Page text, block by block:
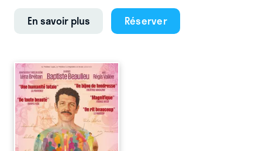
En savoir plus Réserver